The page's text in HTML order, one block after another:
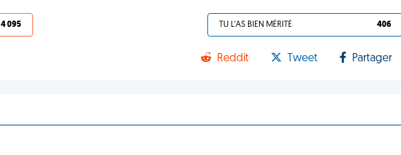
4 095 TU L'AS BIEN MÉRITÉ 406
Reddit Tweet Partager